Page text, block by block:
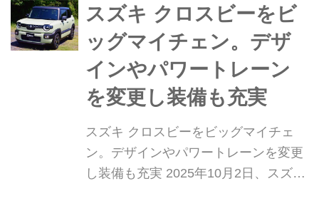
エンジンなど主要デバイスの全てを刷
新。GRシリーズの基本コンセプ...
スズキ クロスビーをビ
ッグマイチェン。デザ
インやパワートレーン
を変更し装備も充実
スズキ クロスビーをビッグマイチェ
ン。デザインやパワートレーンを変更
し装備も充実 2025年10月2日、スズキ